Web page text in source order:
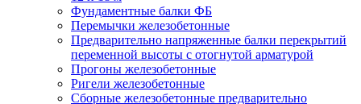
Фундаментные балки ФБ
Перемычки железобетонные
Предварительно напряженные балки перекрытий
переменной высоты с отогнутой арматурой
Прогоны железобетонные
Ригели железобетонные
Сборные железобетонные предварительно